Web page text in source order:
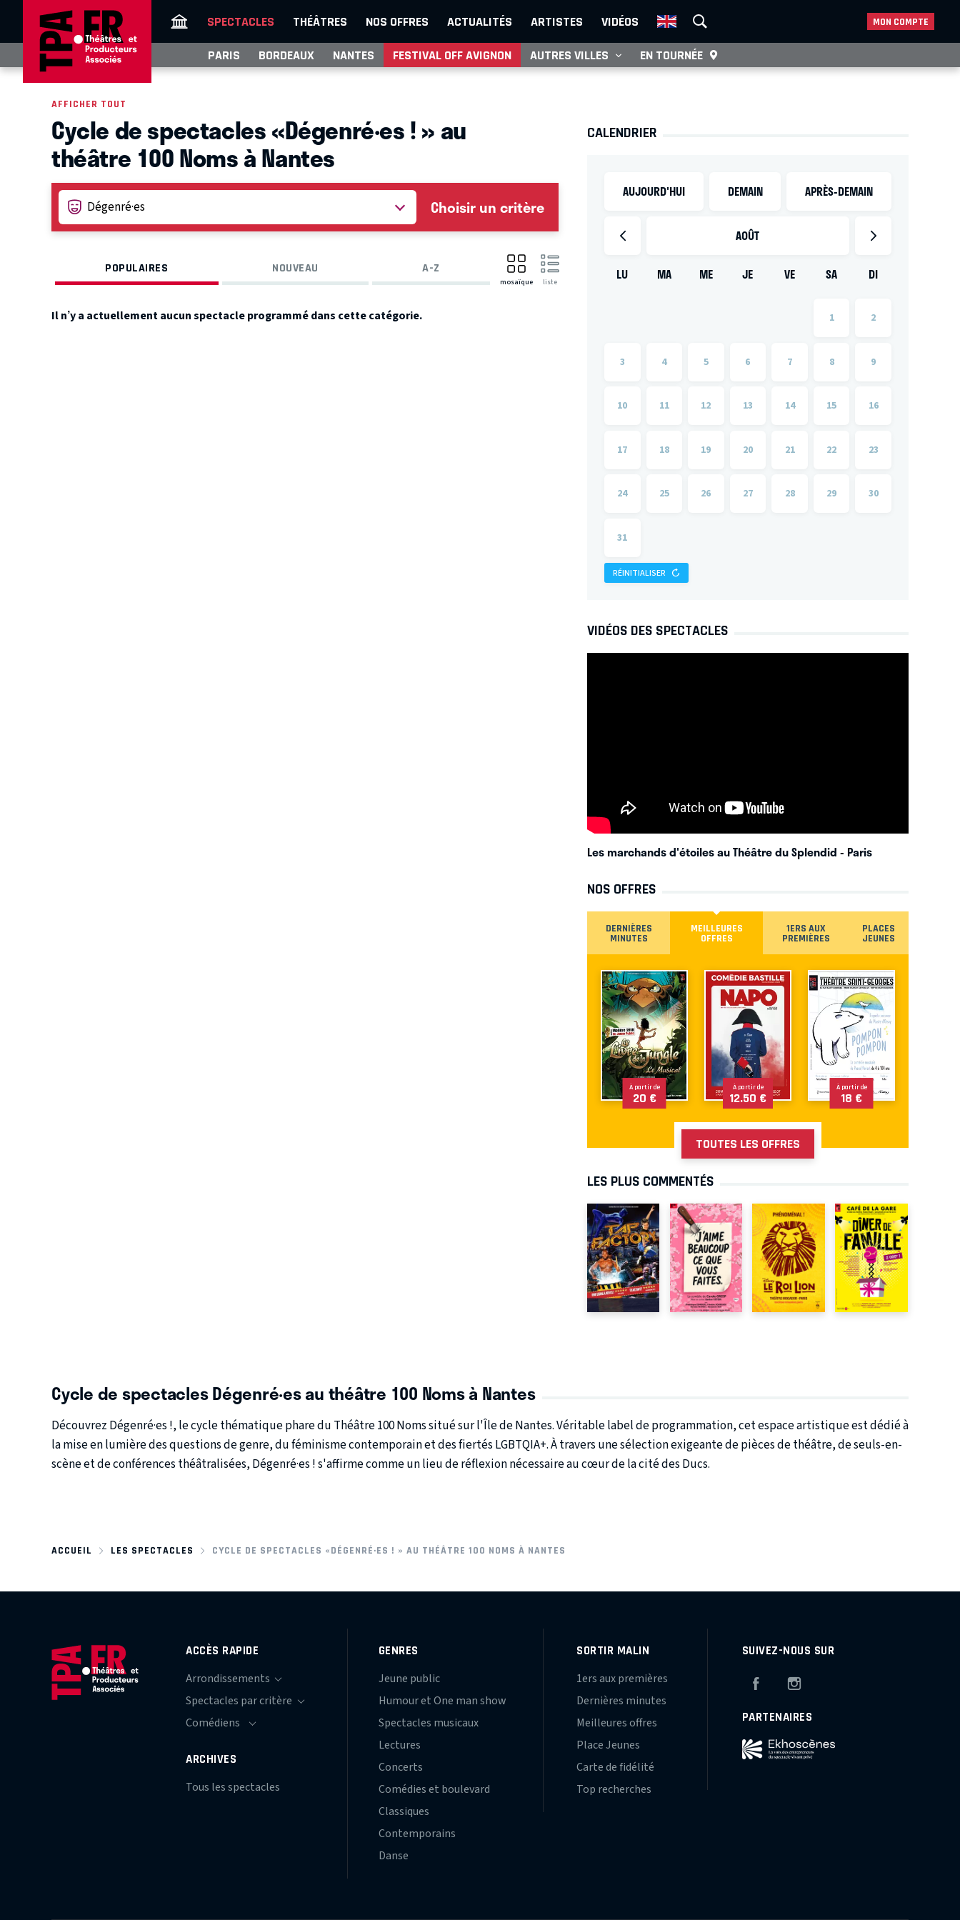
SPECTACLES THÉÂTRES NOS OFFRES ACTUALITÉS ARTISTES VIDÉOS MON COMPTE
PARIS BORDEAUX NANTES FESTIVAL OFF AVIGNON AUTRES VILLES EN TOURNÉE
AFFICHER TOUT
Cycle de spectacles «Dégenré·es ! » au
théâtre 100 Noms à Nantes
Choisir un critère
POPULAIRES NOUVEAU A-Z
mosaïque liste
Il n’y a actuellement aucun spectacle programmé dans cette catégorie.
CALENDRIER
AUJOURD'HUI DEMAIN APRÈS-DEMAIN
AOÛT
LU MA ME JE VE SA DI
1 2
3 4 5 6 7 8 9
10 11 12 13 14 15 16
17 18 19 20 21 22 23
24 25 26 27 28 29 30
31
RÉINITIALISER
VIDÉOS DES SPECTACLES
Les marchands d'étoiles au Théâtre du Splendid - Paris
NOS OFFRES
DERNIÈRES
MINUTES
MEILLEURES
OFFRES
1ERS AUX
PREMIÈRES
PLACES
JEUNES
À partir de
20 €
À partir de
12.50 €
À partir de
18 €
TOUTES LES OFFRES
LES PLUS COMMENTÉS
Cycle de spectacles Dégenré·es au théâtre 100 Noms à Nantes
Découvrez Dégenré·es !, le cycle thématique phare du Théâtre 100 Nomssitué sur l'Île de Nantes. Véritable label de programmation, cet espace artistique est dédié à
la mise en lumière desquestions de genre, duféminisme contemporainet desfiertés LGBTQIA+. À travers une sélection exigeante de pièces de théâtre, de seuls-en-
scène et de conférences théâtralisées, Dégenré·es ! s'affirme comme un lieu de réflexion nécessaire au cœur de la cité des Ducs.
ACCUEIL LES SPECTACLES CYCLE DE SPECTACLES «DÉGENRÉ·ES ! » AU THÉÂTRE 100 NOMS À NANTES
ACCÈS RAPIDE
ARCHIVES
Tous les spectacles
GENRES
Jeune public
Humour et One man show
Spectacles musicaux
Lectures
Concerts
Comédies et boulevard
Classiques
Contemporains
Danse
SORTIR MALIN
1ers aux premières
Dernières minutes
Meilleures offres
Place Jeunes
Carte de fidélité
Top recherches
SUIVEZ-NOUS SUR
Facebook
PARTENAIRES